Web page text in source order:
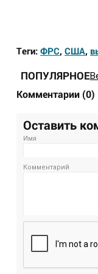
Теги: ФРС, США,
ПОПУЛЯРНОЕ
Комментарии (0)
Оставить
Имя
Комментарий